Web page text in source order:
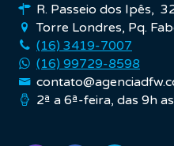
R. Passeio dos Ipês,
Torre Londres, Pq.
(16) 3419-7007
(16) 99729-8598
2ª a 6ª-feira, das 9h